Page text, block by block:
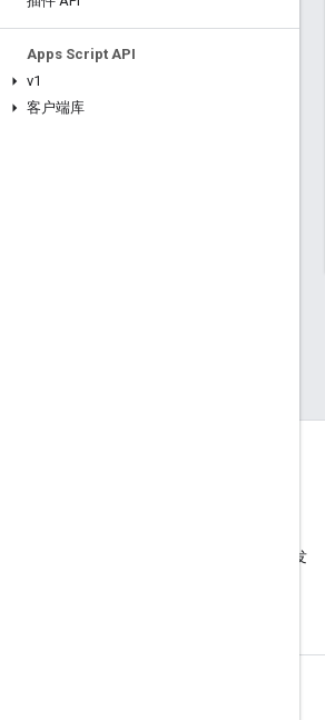
Apps Script API
v1
客户端库
阅读 Google Workspace 开发